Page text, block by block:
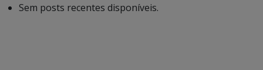
Sem posts recentes disponíveis.